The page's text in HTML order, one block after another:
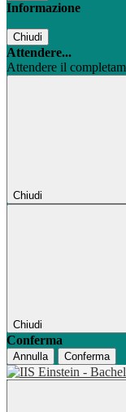
Informazione
Chiudi
Attendere...
Attendere il
Chiudi
Chiudi
Conferma
Annulla Conferma